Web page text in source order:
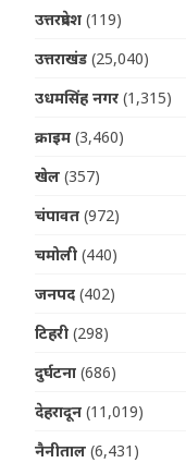
उत्तरप्रदेश (119)
उत्तराखंड (25,040)
उधमसिंह नगर (1,315)
क्राइम (3,460)
खेल (357)
चंपावत (972)
चमोली (440)
जनपद (402)
टिहरी (298)
दुर्घटना (686)
देहरादून (11,019)
नैनीताल (6,431)